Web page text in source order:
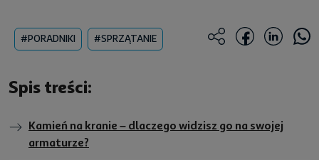
#PORADNIKI #SPRZĄTANIE
Spis treści:
Kamień na kranie – dlaczego widzisz go na swojej
armaturze?